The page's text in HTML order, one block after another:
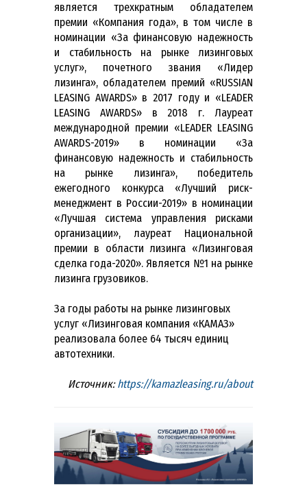
является трехкратным обладателем
премии «Компания года», в том числе в
номинации «За финансовую надежность
и стабильность на рынке лизинговых
услуг», почетного звания «Лидер
лизинга», обладателем премий «RUSSIAN
LEASING AWARDS» в 2017 году и «LEADER
LEASING AWARDS» в 2018 г. Лауреат
международной премии «LEADER LEASING
AWARDS-2019» в номинации «За
финансовую надежность и стабильность
на рынке лизинга», победитель
ежегодного конкурса «Лучший риск-
менеджмент в России-2019» в номинации
«Лучшая система управления рисками
организации», лауреат Национальной
премии в области лизинга «Лизинговая
сделка года-2020». Является №1 на рынке
лизинга грузовиков.
За годы работы на рынке лизинговых
услуг «Лизинговая компания «КАМАЗ»
реализовала более 64 тысяч единиц
автотехники.
Источник:https://kamazleasing.ru/about